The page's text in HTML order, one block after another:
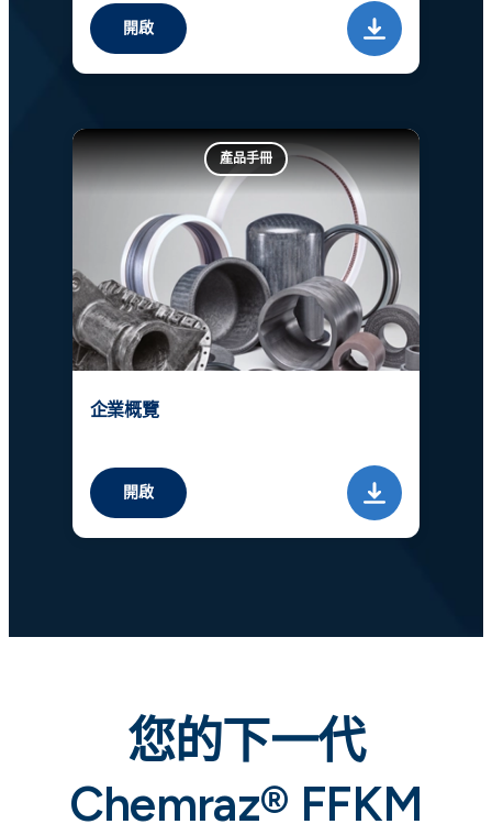
開啟
產品手冊
企業概覽
開啟
您的下一代
Chemraz® FFKM